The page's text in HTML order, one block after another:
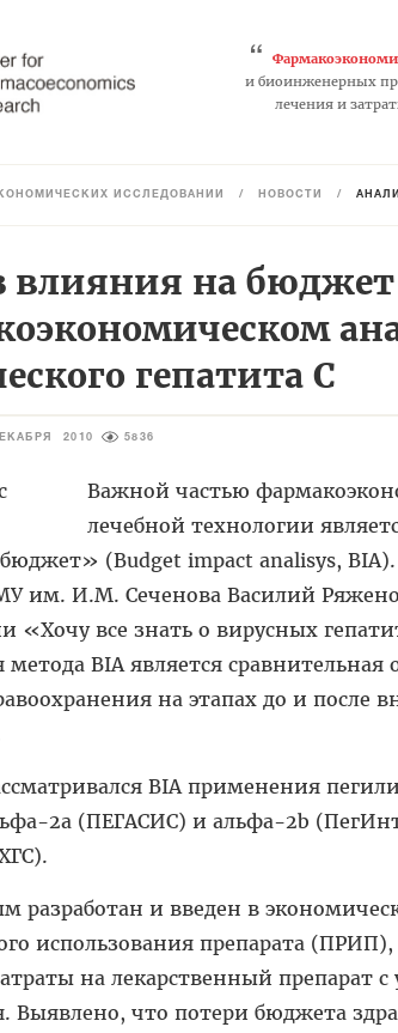
“
и биоинженерных
лечения и
ИССЛЕДОВАНИЙ / НОВОСТИ /
влияния на
гепатита С
2010 5836
Важной частью
лечебной технологии
(Budget impact analisys,
им. И.М. Сеченова Василий
«Хочу все знать о вирусных
BIA является сравнительная
на этапах до и после
BIA применения
2а (ПЕГАСИС) и альфа-2b
разработан и введен в
использования препарата
на лекарственный препарат с
Выявлено, что потери бюджета